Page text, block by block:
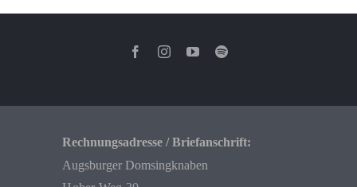
Rechnungsadresse / Briefanschrift:
Augsburger Domsingknaben